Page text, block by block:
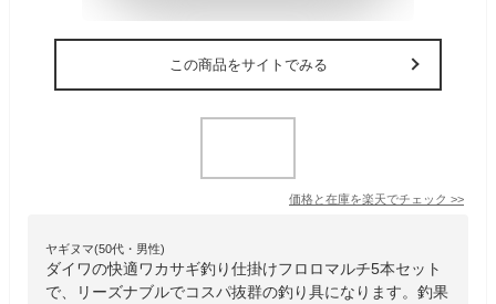
この商品をサイトでみる
価格と在庫を楽天でチェック >>
ヤギヌマ(50代・男性)
ダイワの快適ワカサギ釣り仕掛けフロロマルチ5本セット
で、リーズナブルでコスパ抜群の釣り具になります。釣果